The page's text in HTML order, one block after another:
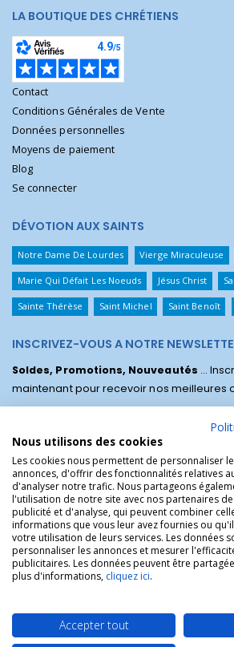
LA BOUTIQUE DES CHRÉTIENS
Contact
Conditions Générales de Vente
Données personnelles
Moyens de paiement
Blog
Se connecter
DÉVOTION AUX SAINTS
Notre Dame De Lourdes Vierge Miraculeuse
Marie Qui Défait Les Noeuds Jésus Christ
Sainte Thérèse Saint Michel Saint Benoît
INSCRIVEZ-VOUS A NOTRE
Soldes, Promotions, Nouveautés ...
maintenant pour recevoir nos meilleures
La Boutique des Chrétiens © | La boutique
référence !.
Nous utilisons des cookies
Les cookies nous permettent de personnaliser
annonces, d'offrir des fonctionnalités relatives
d'analyser notre trafic. Nous partageons
l'utilisation de notre site avec nos partenaires
publicité et d'analyse, qui peuvent combiner
informations que vous leur avez fournies ou
votre utilisation de leurs services. Les données
personnaliser les annonces et mesurer
publicitaires. Les données peuvent être
plus d'informations, cliquez ici.
Accepter tout